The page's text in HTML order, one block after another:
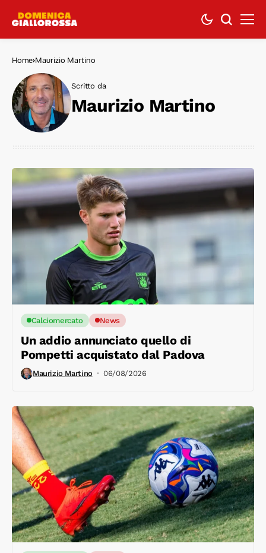
Home Maurizio Martino
Scritto da
Maurizio Martino
Calciomercato News
Un addio annunciato quello di
Pompetti acquistato dal Padova
Maurizio Martino 06/08/2026